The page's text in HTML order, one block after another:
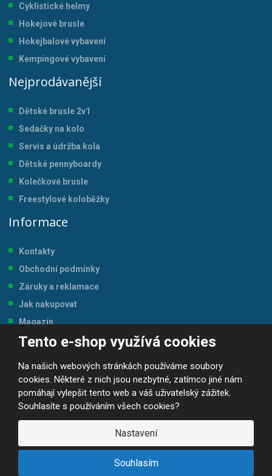
Tento e-shop využívá cookies
Na našich webových stránkách používáme soubory
cookies. Některé z nich jsou nezbytné, zatímco jiné nám
pomáhají vylepšit tento web a váš uživatelský zážitek.
Souhlasíte s používáním všech cookies?
Nastavení
Souhlasím
Cyklistické helmy
Hokejové brusle
Hokejbalové vybavení
Kempingové vybavení
Nejprodávanější
Dětské brusle 2v1
Sedačky na kolo
Servis a údržba kola
Dětské pennyboardy
Kolečkové brusle
Freestylové koloběžky
Informace
Kontakty
Obchodní podmínky
Záruky a reklamace
Jak nakupovat
Magazín
Tabulka velikostí
© 2026, JP-SPORT.CZ SPORTOVNÍ POTŘEBY
Prohlášení o přístupnosti |Mapa stránek ||GDPR
VYROBILA
R